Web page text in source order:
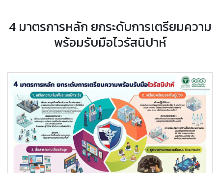
4 มาตรการหลัก ยกระดับการเตรียมความ
พร้อมรับมือไวรัสนิปาห์